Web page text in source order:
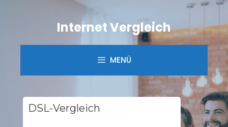
Internet Vergleich
MENÜ
DSL-Vergleich